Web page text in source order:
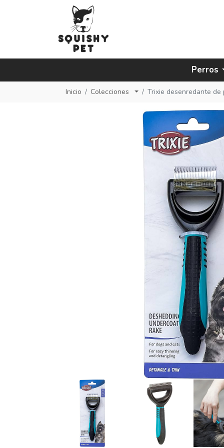
Perros
Inicio Colecciones Trixie desenredante